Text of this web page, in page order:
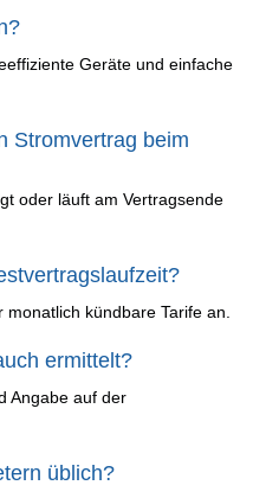
Geräte und einfache
Stromvertrag beim
oder läuft am Vertragsende
kündbare Tarife an.
ermittelt?
Angabe auf der
üblich?